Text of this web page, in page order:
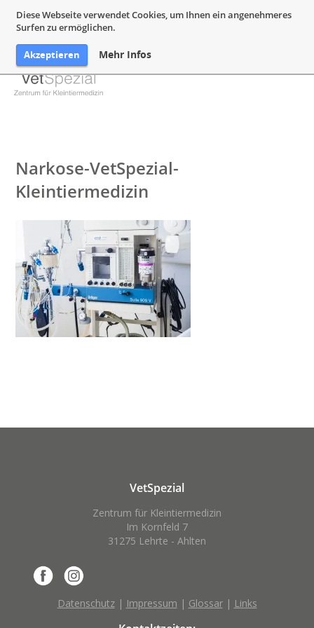
Diese Webseite verwendet Cookies, um Ihnen ein angenehmeres
Surfen zu ermöglichen.
Akzeptieren Mehr Infos
Narkose-VetSpezial-
Kleintiermedizin
VetSpezial
Zentrum für Kleintiermedizin
Im Kornfeld 7
31275 Lehrte - Ahlten
Datenschutz| Impressum | Glossar| Links